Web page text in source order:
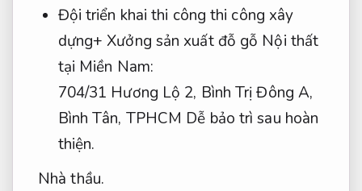
Đội triển khai thi công thi công xây
dựng+ Xưởng sản xuất đỗ gỗ Nội thất
tại Miền Nam:
704/31 Hương Lộ 2, Bình Trị Đông A,
Bình Tân, TPHCM Dễ bảo trì sau hoàn
thiện.
Nhà thầu.